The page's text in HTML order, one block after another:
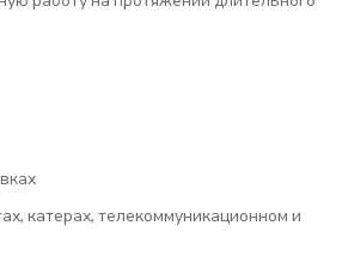
катерах, телекоммуникационном и